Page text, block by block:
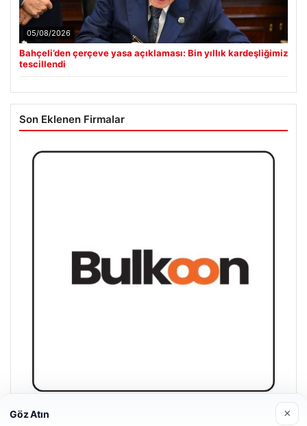
05/08/2026
Bahçeli’den çerçeve yasa açıklaması: Bin yıllık kardeşliğimiz
tescillendi
Son Eklenen Firmalar
Bulkoon Toptan Ayakkabı
Göz Atın ×